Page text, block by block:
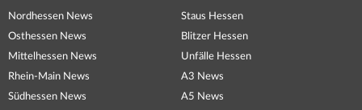
Nordhessen News
Osthessen News
Mittelhessen News
Rhein-Main News
Südhessen News
Staus Hessen
Blitzer Hessen
Unfälle Hessen
A3 News
A5 News